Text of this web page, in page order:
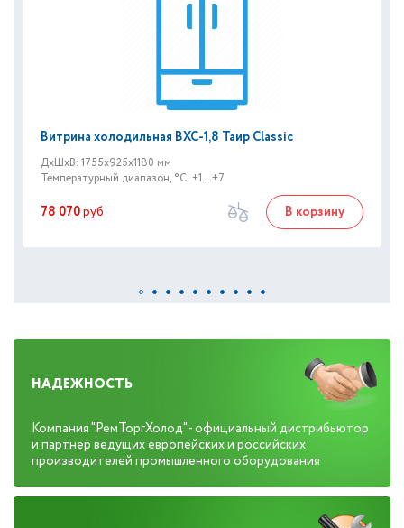
Витрина холодильная ВХС-1,8 Таир Classic
ДxШxВ: 1755x925x1180 мм
Температурный диапазон, °C: +1...+7
78 070руб В корзину
НАДЕЖНОСТЬ
Компания "РемТоргХолод" - официальный дистрибьютор
и партнер ведущих европейских и российских
производителей промышленного оборудования